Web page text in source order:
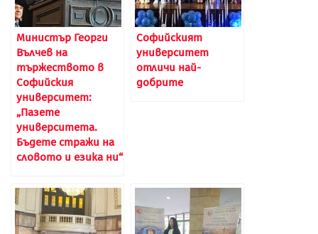
Министър Георги
Вълчев на
тържеството в
Софийския
университет:
„Пазете
университета.
Бъдете стражи на
словото и езика ни“
Софийският
университет
отличи най-
добрите